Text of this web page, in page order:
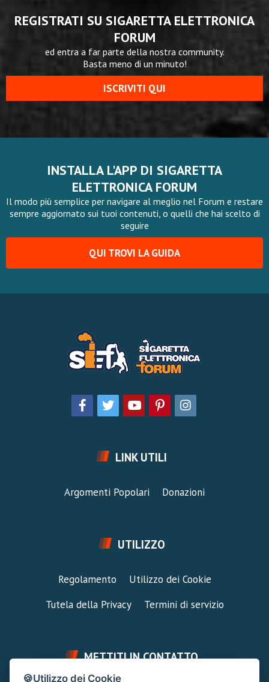
REGISTRATI SU SIGARETTA ELETTRONICA
FORUM
ed entra a far parte della nostra community.
Basta meno di un minuto!
ISCRIVITI QUI
INSTALLA L'APP DI SIGARETTA
ELETTRONICA FORUM
Il modo più semplice per navigare al meglio nel Forum e restare
sempre aggiornato sui tuoi contenuti, o quelli che hai scelto di
seguire
QUI TROVI LA GUIDA
LINK UTILI
Argomenti Popolari Donazioni
UTILIZZO
Regolamento
Utilizzo dei Cookie
Tutela della Privacy
Termini di servizio
METTITI IN CONTATTO
🍪Utilizzo dei Cookie